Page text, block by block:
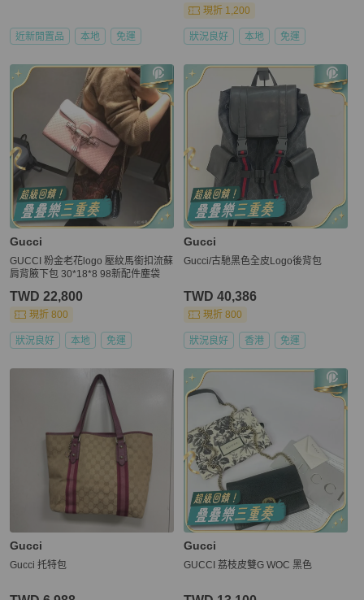
近新閒置品 本地 免運
現折 1,200
狀況良好 本地 免運
Gucci
GUCCI 粉金老花logo 壓紋馬銜扣流蘇
肩背腋下包 30*18*8 98新配件塵袋
TWD 22,800
現折 800
狀況良好 本地 免運
Gucci
Gucci/古馳黑色全皮Logo後背包
TWD 40,386
現折 800
狀況良好 香港 免運
Gucci
Gucci 托特包
Gucci
GUCCI 荔枝皮雙G WOC 黑色